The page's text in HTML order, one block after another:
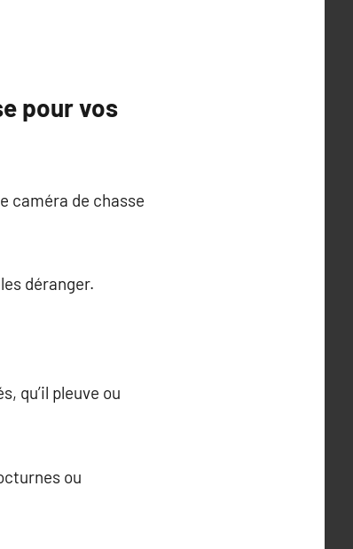
pour vos
caméra de chasse
déranger.
qu’il pleuve ou
ou